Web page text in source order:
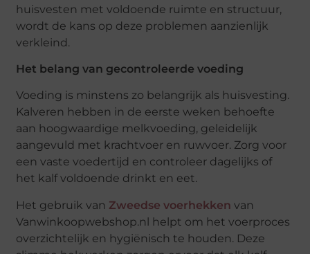
huisvesten met voldoende ruimte en structuur,
wordt de kans op deze problemen aanzienlijk
verkleind.
Het belang van gecontroleerde voeding
Voeding is minstens zo belangrijk als huisvesting.
Kalveren hebben in de eerste weken behoefte
aan hoogwaardige melkvoeding, geleidelijk
aangevuld met krachtvoer en ruwvoer. Zorg voor
een vaste voedertijd en controleer dagelijks of
het kalf voldoende drinkt en eet.
Het gebruik van Zweedse voerhekken van
Vanwinkoopwebshop.nl helpt om het voerproces
overzichtelijk en hygiënisch te houden. Deze